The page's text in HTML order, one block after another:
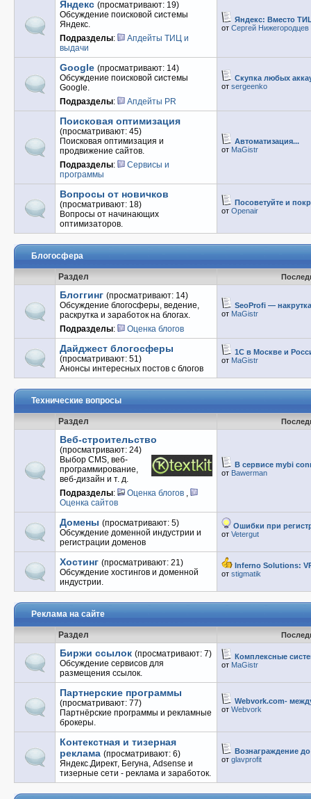
Яндекс (просматривают: 19)
Обсуждение поисковой системы
Яндекс.
Подразделы:
Апдейты ТИЦ и
выдачи
Яндекс: Вместо
от Сергей Нижегородцев
Google (просматривают: 14)
Обсуждение поисковой системы
Google.
Подразделы: Апдейты PR
Скупка любых
от sergeenko
Поисковая оптимизация
(просматривают: 45)
Поисковая оптимизация и
продвижение сайтов.
Подразделы:
Сервисы и
программы
Автоматизация...
от MaGistr
Вопросы от новичков
(просматривают: 18)
Вопросы от начинающих
оптимизаторов.
Посоветуйте и
от Openair
Блогосфера
Раздел
Блоггинг (просматривают: 14)
Обсуждение блогосферы, ведение,
раскрутка и заработок на блогах.
Подразделы: Оценка блогов
SeoProfi —
от MaGistr
Дайджест блогосферы
(просматривают: 51)
Анонсы интересных постов с блогов
1С в Москве и
от MaGistr
Технические вопросы
Раздел
Веб-строительство
(просматривают: 24)
Выбор CMS, веб-
программирование,
веб-дизайн и т. д.
Подразделы: Оценка блогов ,
Оценка сайтов
В сервисе mybi
от Bawerman
Домены (просматривают: 5)
Обсуждение доменной индустрии и
регистрации доменов
Ошибки при
от Vetergut
Хостинг (просматривают: 21)
Обсуждение хостингов и доменной
индустрии.
Inferno Solutions:
от stigmatik
Реклама на сайте
Раздел
Биржи ссылок (просматривают: 7)
Обсуждение сервисов для
размещения ссылок.
Комплексные
от MaGistr
Партнерские программы
(просматривают: 77)
Партнёрские программы и рекламные
брокеры.
Webvork.com-
от Webvork
Контекстная и тизерная
реклама (просматривают: 6)
Яндекс.Директ, Бегуна, Adsense и
тизерные сети - реклама и заработок.
Вознаграждение до
от glavprofit